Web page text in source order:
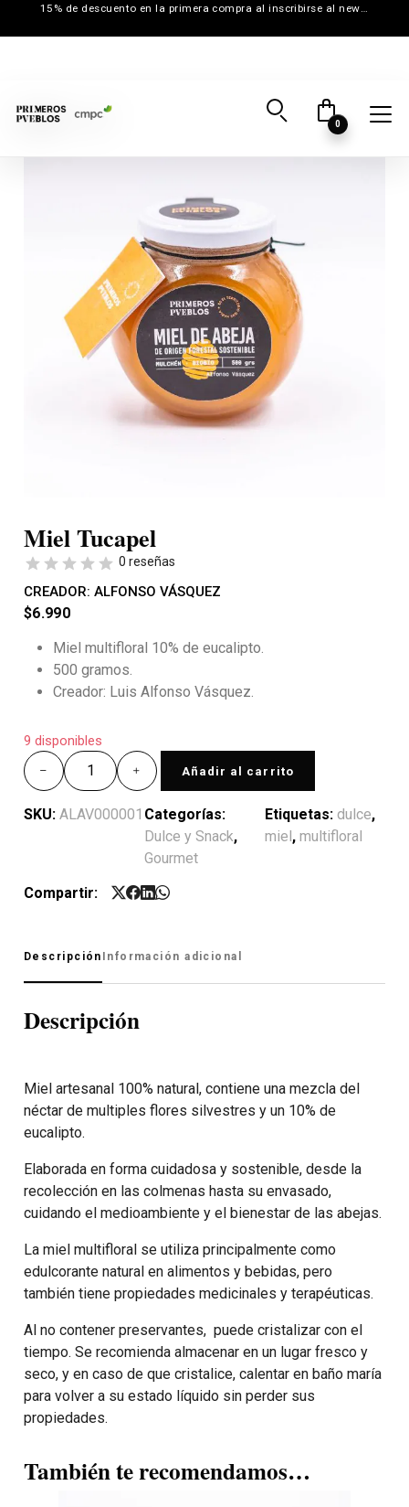
15% de descuento en la primera compra al inscribirse al newsletter
0
Miel Tucapel
0 reseñas
CREADOR: ALFONSO VÁSQUEZ
$6.990
Miel multifloral 10% de eucalipto.
500 gramos.
Creador: Luis Alfonso Vásquez.
9 disponibles
Añadir al carrito
SKU: ALAV000001 Categorías:
Dulce y Snack,
Gourmet
Etiquetas: dulce,
miel, multifloral
Compartir:
Descripción Información adicional
Descripción
Miel artesanal 100% natural, contiene una mezcla del
néctar de multiples flores silvestres y un 10% de
eucalipto.
Elaborada en forma cuidadosa y sostenible, desde la
recolección en las colmenas hasta su envasado,
cuidando el medioambiente y el bienestar de las abejas.
La miel multifloral se utiliza principalmente como
edulcorante natural en alimentos y bebidas, pero
también tiene propiedades medicinales y terapéuticas.
Al no contener preservantes, puede cristalizar con el
tiempo. Se recomienda almacenar en un lugar fresco y
seco, y en caso de que cristalice, calentar en baño maría
para volver a su estado líquido sin perder sus
propiedades.
También te recomendamos…